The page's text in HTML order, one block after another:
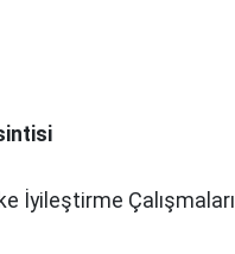
İyileştirme Çalışmaları